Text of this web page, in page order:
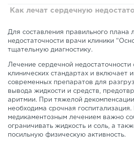
Как лечат сердечную
Для составления правильного плана
недостаточности врачи клиники
тщательную диагностику.
Лечение сердечной недостаточности
клинических стандартах и включает
современных препаратов для
вывода жидкости и средств,
аритмии. При тяжелой
необходима срочная
медикаментозным лечением важно
ограничивать жидкость и соль, а
посильную физическую активность.